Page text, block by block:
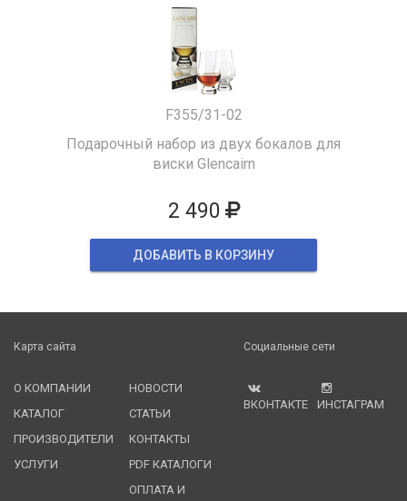
F355/31-02
Подарочный набор из двух бокалов для
виски Glencairn
2 490
ДОБАВИТЬ В КОРЗИНУ
Карта сайта
О КОМПАНИИ
КАТАЛОГ
ПРОИЗВОДИТЕЛИ
УСЛУГИ
НОВОСТИ
СТАТЬИ
КОНТАКТЫ
PDF КАТАЛОГИ
ОПЛАТА И
Социальные сети
ВКОНТАКТЕ ИНСТАГРАМ